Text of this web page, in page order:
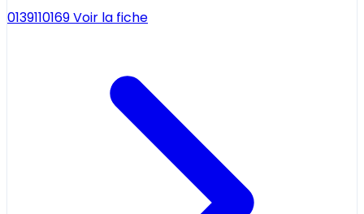
0139110169Voir la fiche